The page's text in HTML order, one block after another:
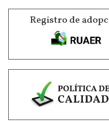
Registro de